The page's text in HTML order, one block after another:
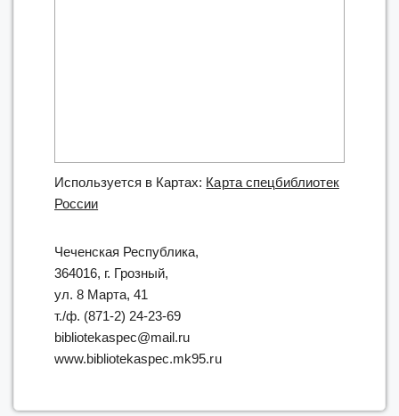
Используется в Картах: Карта спецбиблиотек
России
Чеченская Республика,
364016, г. Грозный,
ул. 8 Марта, 41
т./ф. (871-2) 24-23-69
bibliotekaspec@mail.ru
www.bibliotekaspec.mk95.ru